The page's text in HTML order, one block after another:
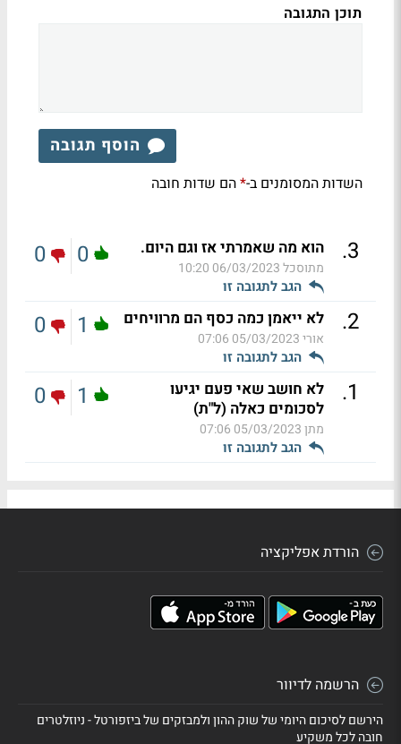
תוכן התגובה
הוסף תגובה
השדות המסומנים ב-*הם שדות חובה
3
. הוא מה שאמרתי אז וגם היום.
מתוסכל06/03/2023 10:20
הגב לתגובה זו
0
0
2
. לא ייאמן כמה כסף הם מרוויחים
אורי05/03/2023 07:06
הגב לתגובה זו
1
0
1
.
לא חושב שאי פעם יגיעו
לסכומים כאלה (ל"ת)
מתן05/03/2023 07:06
הגב לתגובה זו
1
0
הורדת אפליקציה
הרשמה לדיוור
הירשם לסיכום היומי של שוק ההון ולמבזקים של ביזפורטל - ניוזלטרים
חובה לכל משקיע